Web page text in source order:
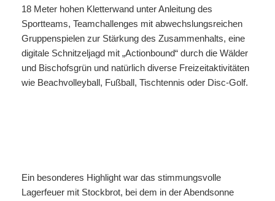
18 Meter hohen Kletterwand unter Anleitung des
Sportteams, Teamchallenges mit abwechslungsreichen
Gruppenspielen zur Stärkung des Zusammenhalts, eine
digitale Schnitzeljagd mit „Actionbound“ durch die Wälder
und Bischofsgrün und natürlich diverse Freizeitaktivitäten
wie Beachvolleyball, Fußball, Tischtennis oder Disc-Golf.
Ein besonderes Highlight war das stimmungsvolle
Lagerfeuer mit Stockbrot, bei dem in der Abendsonne